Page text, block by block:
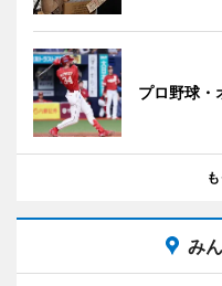
プロ野球
み